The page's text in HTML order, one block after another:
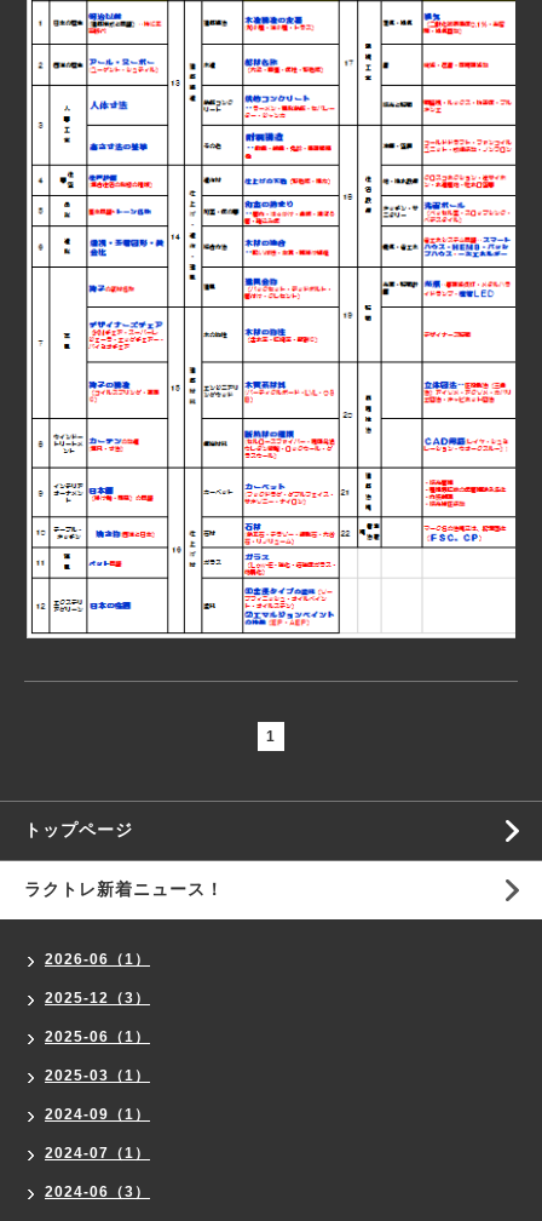
1
トップページ
ラクトレ新着ニュース！
2026-06（1）
2025-12（3）
2025-06（1）
2025-03（1）
2024-09（1）
2024-07（1）
2024-06（3）